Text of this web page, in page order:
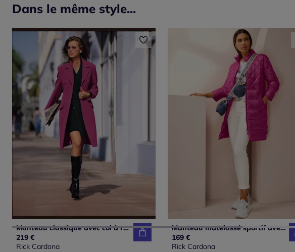
Dans le même style...
Manteau classique avec col à revers et poches
219 €
Rick Cardona
Manteau matelassé sportif avec poches latérales pratiques
169 €
Rick Cardona